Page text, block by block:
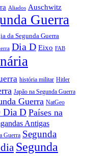
Aliados Auschwitz
Guerra
da Segunda Guerra
Dia D Eixo FAB
história militar Hitler
Japão na Segunda Guerra
Guerra NatGeo
Dia D Países na
Antigas
Guerra Segunda
Segunda